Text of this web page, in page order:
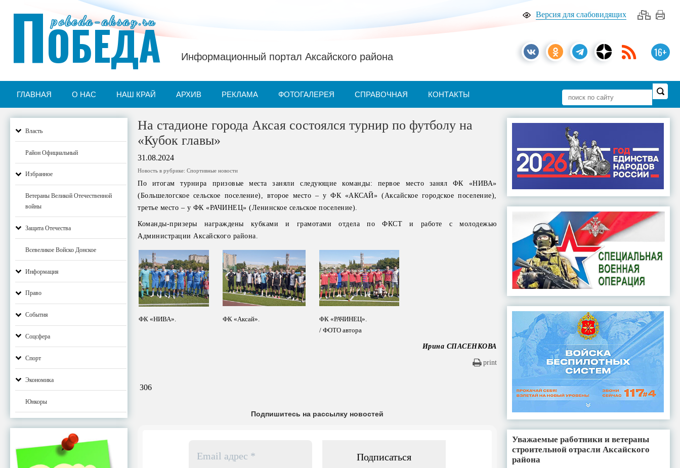
Версия для слабовидящих
16+
pobeda-aksay.ru
ПОБЕДА Информационный портал Аксайского района
ГЛАВНАЯ О НАС НАШ КРАЙ АРХИВ РЕКЛАМА ФОТОГАЛЕРЕЯ СПРАВОЧНАЯ КОНТАКТЫ
Власть
Район Официальный
Избранное
Ветераны Великой Отечественной
войны
Защита Отечества
Всевеликое Войско Донское
Информация
Право
События
Соцсфера
Спорт
Экономика
Юнкоры
На стадионе города Аксая состоялся турнир по футболу на
«Кубок главы»
31.08.2024
Новость в рубрике:Спортивные новости
По итогам турнира призовые места заняли следующие команды: первое место занял ФК «НИВА»
(Большелогское сельское поселение), второе место – у ФК «АКСАЙ» (Аксайское городское поселение),
третье место – у ФК «РАЧИНЕЦ» (Ленинское сельское поселение).
Команды-призеры награждены кубками и грамотами отдела по ФКСТ и работе с молодежью
Администрации Аксайского района.
ФК «НИВА». ФК «Аксай».
ФК «РАЧИНЕЦ».
/ ФОТО автора
Ирина СПАСЕНКОВА
print
306
Подпишитесь на рассылку новостей
адрес
Уважаемые работники и ветераны
строительной отрасли Аксайского
района